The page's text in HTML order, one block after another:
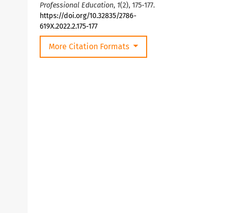
Professional Education, 1(2), 175-177.
https://doi.org/10.32835/2786-
619X.2022.2.175-177
More Citation Formats